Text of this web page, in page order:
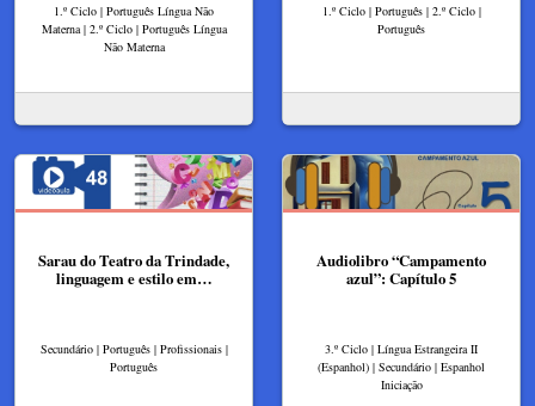
1.º Ciclo | Português Língua Não
Materna | 2.º Ciclo | Português Língua
Não Materna
1.º Ciclo | Português | 2.º Ciclo |
Português
Sarau do Teatro da Trindade,
linguagem e estilo em…
Secundário | Português | Profissionais |
Português
Audiolibro “Campamento
azul”: Capítulo 5
3.º Ciclo | Língua Estrangeira II
(Espanhol) | Secundário | Espanhol
Iniciação